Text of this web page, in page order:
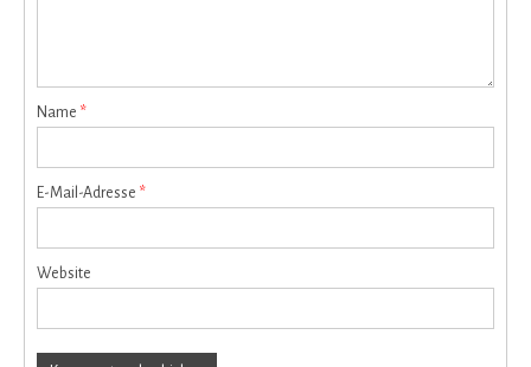
Name *
E-Mail-Adresse *
Website